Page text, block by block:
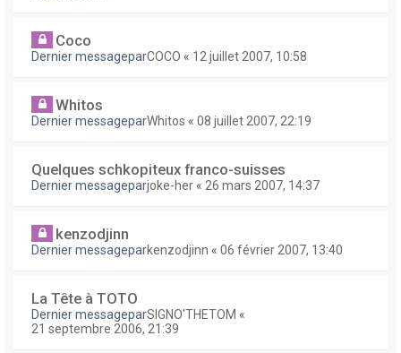
Coco
Dernier messageparCOCO « 12 juillet 2007, 10:58
Whitos
Dernier messageparWhitos « 08 juillet 2007, 22:19
Quelques schkopiteux franco-suisses
Dernier messageparjoke-her « 26 mars 2007, 14:37
kenzodjinn
Dernier messageparkenzodjinn « 06 février 2007, 13:40
La Tête à TOTO
Dernier messageparSIGNO'THETOM «
21 septembre 2006, 21:39